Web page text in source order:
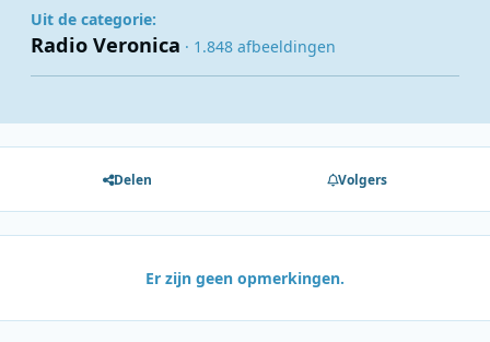
Uit de categorie:
Radio Veronica · 1.848 afbeeldingen
Delen Volgers
Er zijn geen opmerkingen.